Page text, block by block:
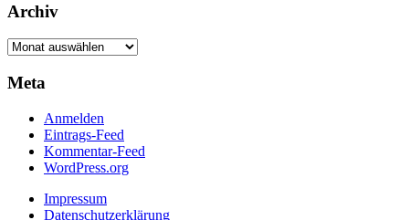
Archiv
Archiv
Meta
Anmelden
Eintrags-Feed
Kommentar-Feed
WordPress.org
Impressum
Datenschutzerklärung